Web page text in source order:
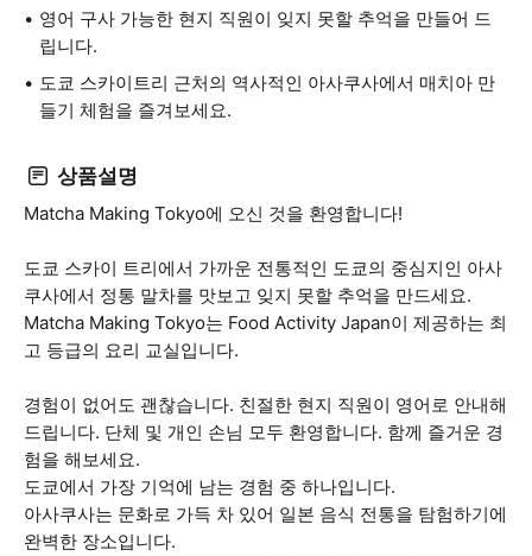
영어 구사 가능한 현지 직원이 잊지 못할 추억을 만들어 드
립니다.
도쿄 스카이트리 근처의 역사적인 아사쿠사에서 매치아 만
들기 체험을 즐겨보세요.
상품설명
Matcha Making Tokyo에 오신 것을 환영합니다!
도쿄 스카이 트리에서 가까운 전통적인 도쿄의 중심지인 아사
쿠사에서 정통 말차를 맛보고 잊지 못할 추억을 만드세요.
Matcha Making Tokyo는 Food Activity Japan이 제공하는 최
고 등급의 요리 교실입니다.
경험이 없어도 괜찮습니다. 친절한 현지 직원이 영어로 안내해
드립니다. 단체 및 개인 손님 모두 환영합니다. 함께 즐거운 경
험을 해보세요.
도쿄에서 가장 기억에 남는 경험 중 하나입니다.
아사쿠사는 문화로 가득 차 있어 일본 음식 전통을 탐험하기에
완벽한 장소입니다.